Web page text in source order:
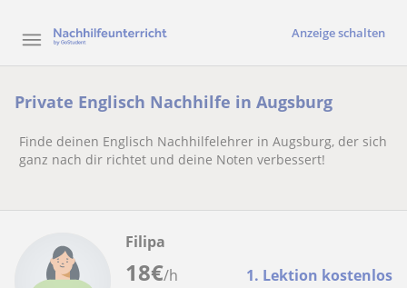
Anzeige schalten
Private Englisch Nachhilfe in Augsburg
Finde deinen Englisch Nachhilfelehrer in Augsburg, der sich
ganz nach dir richtet und deine Noten verbessert!
18€/h 1. Lektion kostenlos
Filipa